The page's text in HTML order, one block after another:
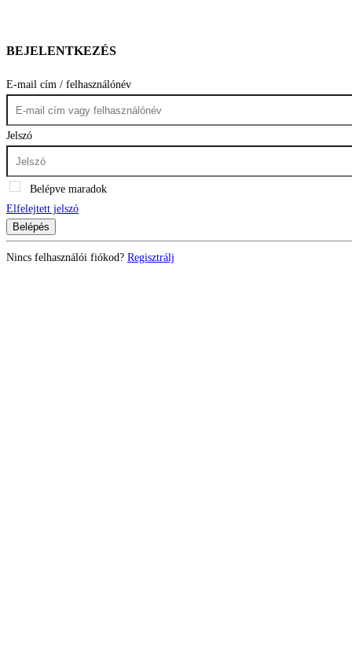
BEJELENTKEZÉS
E-mail cím / felhasználónév
Jelszó
Belépve maradok
Elfelejtett jelszó
Belépés
Nincs felhasználói fiókod? Regisztrálj